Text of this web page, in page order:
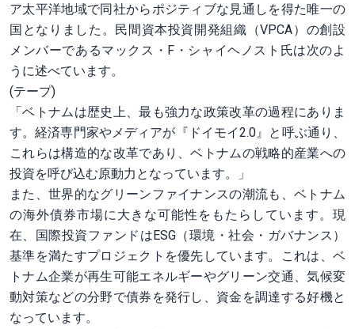
ア太平洋地域で同社からポジティブな見通しを得た唯一の
国となりました。民間資本投資開発組織（VPCA）の創設
メンバーであるマックス・F・シャイヘノスト氏は次のよ
うに述べています。
(テープ)
「ベトナムは歴史上、最も強力な政策改革の過程にありま
す。経済専門家やメディアが『ドイモイ2.0』と呼ぶ通り、
これらは構造的な改革であり、ベトナムの戦略的産業への
投資を呼び込む原動力となっています。」
また、世界的なグリーンファイナンスの潮流も、ベトナム
の海外債券市場に大きな可能性をもたらしています。現
在、国際投資ファンドはESG（環境・社会・ガバナンス）
基準を満たすプロジェクトを優先しています。これは、ベ
トナム企業が再生可能エネルギーやグリーン交通、気候変
動対策などの分野で債券を発行し、資金を調達する好機と
なっています。